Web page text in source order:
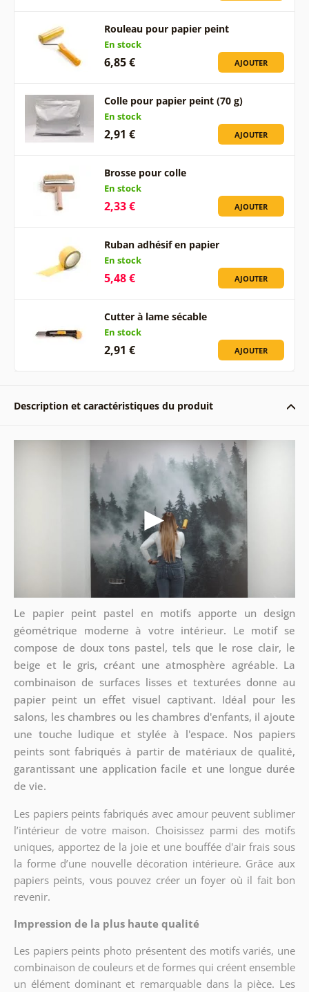
Rouleau pour papier peint
En stock
6,85 € AJOUTER
Colle pour papier peint (70 g)
En stock
2,91 € AJOUTER
Brosse pour colle
En stock
2,33 € AJOUTER
Ruban adhésif en papier
En stock
5,48 € AJOUTER
Cutter à lame sécable
En stock
2,91 € AJOUTER
Description et caractéristiques du produit
Le papier peint pastel en motifs apporte un design
géométrique moderne à votre intérieur. Le motif se
compose de doux tons pastel, tels que le rose clair, le
beige et le gris, créant une atmosphère agréable. La
combinaison de surfaces lisses et texturées donne au
papier peint un effet visuel captivant. Idéal pour les
salons, les chambres ou les chambres d'enfants, il ajoute
une touche ludique et stylée à l'espace. Nos papiers
peints sont fabriqués à partir de matériaux de qualité,
garantissant une application facile et une longue durée
de vie.
Les papiers peints fabriqués avec amour peuvent sublimer
l’intérieur de votre maison. Choisissez parmi des motifs
uniques, apportez de la joie et une bouffée d'air frais sous
la forme d’une nouvelle décoration intérieure. Grâce aux
papiers peints, vous pouvez créer un foyer où il fait bon
revenir.
Impression de la plus haute qualité
Les papiers peints photo présentent des motifs variés, une
combinaison de couleurs et de formes qui créent ensemble
un élément dominant et remarquable dans la pièce. Les